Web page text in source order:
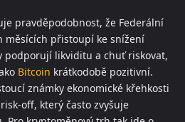
pravděpodobnost, že Federální
měsících přistoupí ke snížení
podporují likviditu a chuť riskovat,
Bitcoin krátkodobě pozitivní.
známky ekonomické křehkosti
off, který často zvyšuje